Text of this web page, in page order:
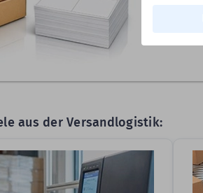
aus der Versandlogistik: